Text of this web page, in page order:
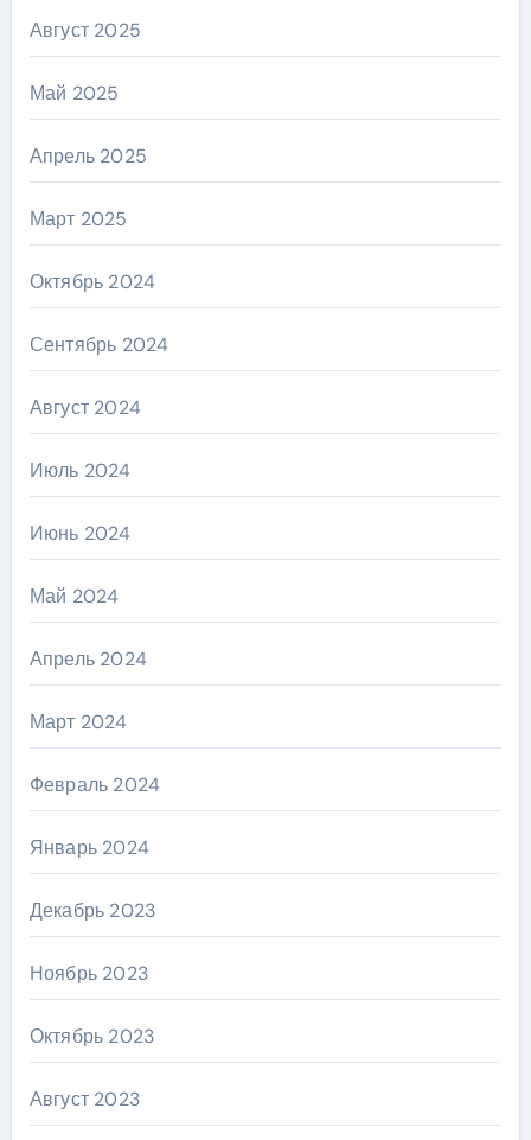
Август 2025
Май 2025
Апрель 2025
Март 2025
Октябрь 2024
Сентябрь 2024
Август 2024
Июль 2024
Июнь 2024
Май 2024
Апрель 2024
Март 2024
Февраль 2024
Январь 2024
Декабрь 2023
Ноябрь 2023
Октябрь 2023
Август 2023